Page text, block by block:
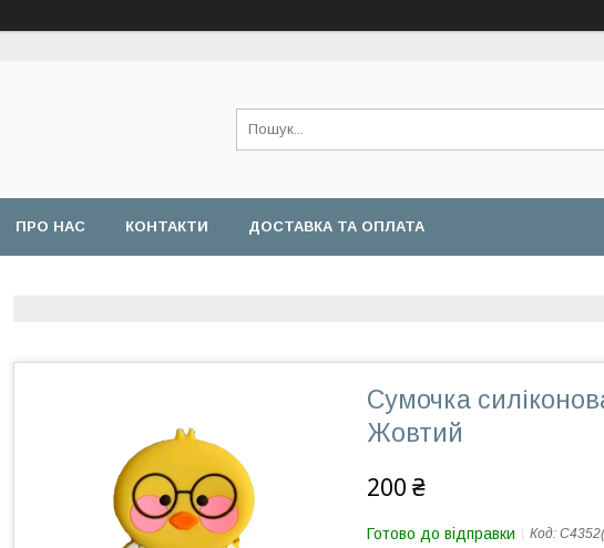
ПРО НАС КОНТАКТИ ДОСТАВКА ТА ОПЛАТА
Сумочка
Жовтий
200 ₴
Готово до відправки Код: